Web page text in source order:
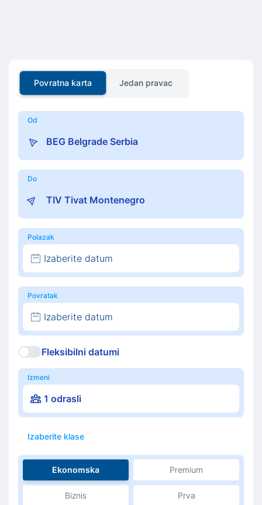
Povratna karta Jedan pravac
Od
Do
Polazak
Izaberite datum
Povratak
Izaberite datum
Fleksibilni datumi
Izmeni
1 odrasli
Izaberite klase
Ekonomska Premium
Biznis Prva